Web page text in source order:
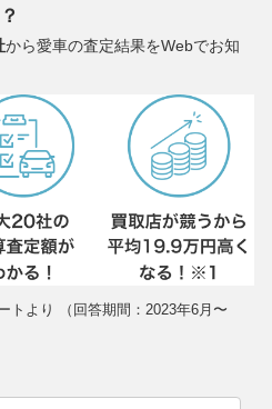
から愛車の査定結果をWebでお知
トより （回答期間：2023年6月〜